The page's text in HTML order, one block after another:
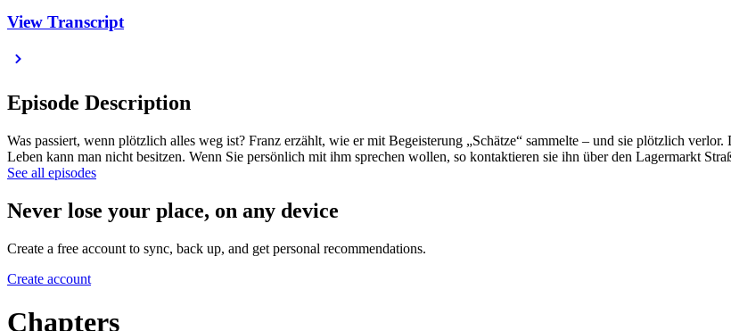
View Transcript
Episode Description
Was passiert, wenn plötzlich alles weg ist? Franz erzählt, wie er mit Begeisterung „Schätze“ sammelte – und sie plötzlich
Leben kann man nicht besitzen. Wenn Sie persönlich mit ihm sprechen wollen, so kontaktieren sie ihn über den Lagermarkt
See all episodes
Never lose your place, on any device
Create a free account to sync, back up, and get personal recommendations.
Create account
Chapters